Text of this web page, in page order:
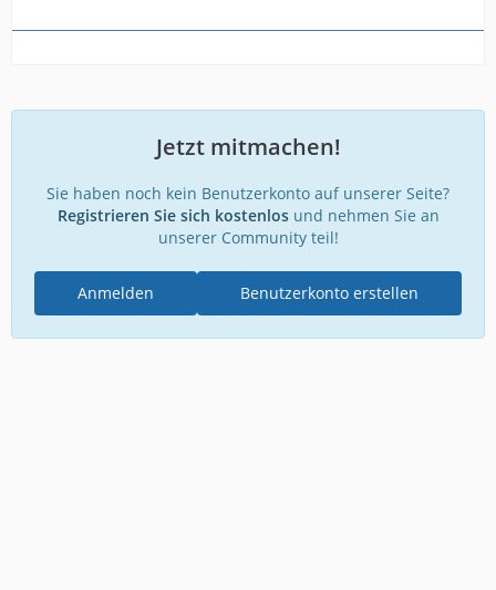
Jetzt mitmachen!
Sie haben noch kein Benutzerkonto auf unserer Seite?
Registrieren Sie sich kostenlosund nehmen Sie an
unserer Community teil!
Benutzerkonto erstellen
Anmelden